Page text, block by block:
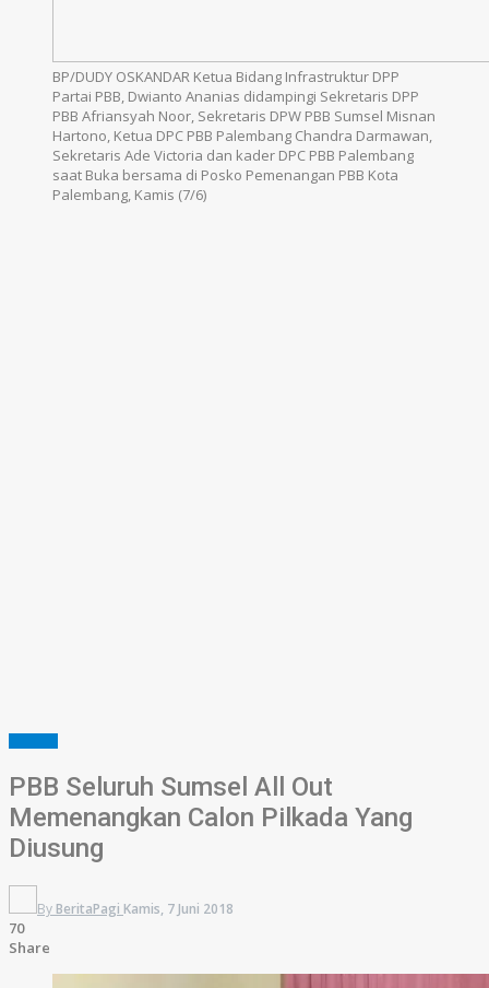
BP/DUDY OSKANDAR Ketua Bidang Infrastruktur DPP
Partai PBB, Dwianto Ananias didampingi Sekretaris DPP
PBB Afriansyah Noor, Sekretaris DPW PBB Sumsel Misnan
Hartono, Ketua DPC PBB Palembang Chandra Darmawan,
Sekretaris Ade Victoria dan kader DPC PBB Palembang
saat Buka bersama di Posko Pemenangan PBB Kota
Palembang, Kamis (7/6)
PBB Seluruh Sumsel All Out
Memenangkan Calon Pilkada Yang
Diusung
By BeritaPagi Kamis, 7 Juni 2018
70
Share